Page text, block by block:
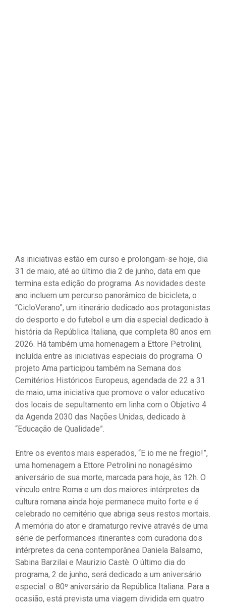
As iniciativas estão em curso e prolongam-se hoje, dia
31 de maio, até ao último dia 2 de junho, data em que
termina esta edição do programa. As novidades deste
ano incluem um percurso panorâmico de bicicleta, o
“CicloVerano”, um itinerário dedicado aos protagonistas
do desporto e do futebol e um dia especial dedicado à
história da República Italiana, que completa 80 anos em
2026. Há também uma homenagem a Ettore Petrolini,
incluída entre as iniciativas especiais do programa. O
projeto Ama participou também na Semana dos
Cemitérios Históricos Europeus, agendada de 22 a 31
de maio, uma iniciativa que promove o valor educativo
dos locais de sepultamento em linha com o Objetivo 4
da Agenda 2030 das Nações Unidas, dedicado à
“Educação de Qualidade”.
Entre os eventos mais esperados, “E io me ne fregio!”,
uma homenagem a Ettore Petrolini no nonagésimo
aniversário de sua morte, marcada para hoje, às 12h. O
vínculo entre Roma e um dos maiores intérpretes da
cultura romana ainda hoje permanece muito forte e é
celebrado no cemitério que abriga seus restos mortais.
A memória do ator e dramaturgo revive através de uma
série de performances itinerantes com curadoria dos
intérpretes da cena contemporânea Daniela Balsamo,
Sabina Barzilai e Maurizio Castè. O último dia do
programa, 2 de junho, será dedicado a um aniversário
especial: o 80º aniversário da República Italiana. Para a
ocasião, está prevista uma viagem dividida em quatro